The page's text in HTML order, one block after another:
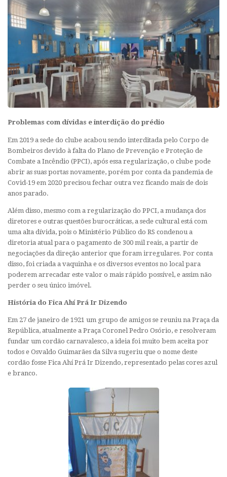
Problemas com dívidas e interdição do prédio
Em 2019 a sede do clube acabou sendo interditada pelo Corpo de
Bombeiros devido à falta do Plano de Prevenção e Proteção de
Combate a Incêndio (PPCI), após essa regularização, o clube pode
abrir as suas portas novamente, porém por conta da pandemia de
Covid-19 em 2020 precisou fechar outra vez ficando mais de dois
anos parado.
Além disso, mesmo com a regularização do PPCI, a mudança dos
diretores e outras questões burocráticas, a sede cultural está com
uma alta dívida, pois o Ministério Público do RS condenou a
diretoria atual para o pagamento de 300 mil reais, a partir de
negociações da direção anterior que foram irregulares. Por conta
disso, foi criada a vaquinha e os diversos eventos no local para
poderem arrecadar este valor o mais rápido possível, e assim não
perder o seu único imóvel.
História do Fica Ahí Prá Ir Dizendo
Em 27 de janeiro de 1921 um grupo de amigos se reuniu na Praça da
República, atualmente a Praça Coronel Pedro Osório, e resolveram
fundar um cordão carnavalesco, a ideia foi muito bem aceita por
todos e Osvaldo Guimarães da Silva sugeriu que o nome deste
cordão fosse Fica Ahí Prá Ir Dizendo, representado pelas cores azul
e branco.